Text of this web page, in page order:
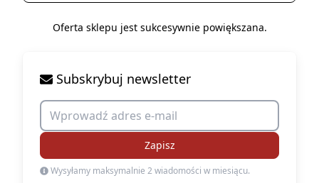
Oferta sklepu jest sukcesywnie powiększana.
Subskrybuj newsletter
Zapisz
Wysyłamy maksymalnie 2 wiadomości w miesiącu.